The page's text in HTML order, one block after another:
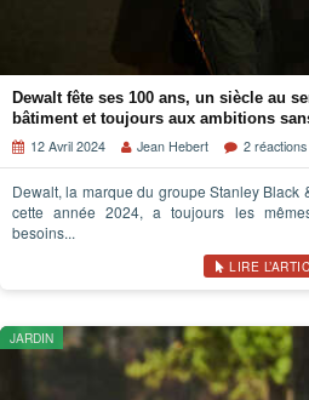
Dewalt fête ses 100 ans, un siècle au
bâtiment et toujours aux ambitions
12 Avril 2024
Jean Hebert 2 réactions
Dewalt, la marque du groupe Stanley Black
cette année 2024, a toujours les
besoins...
LIRE
JARDIN